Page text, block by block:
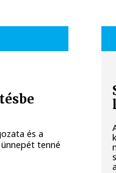
és a
tenné